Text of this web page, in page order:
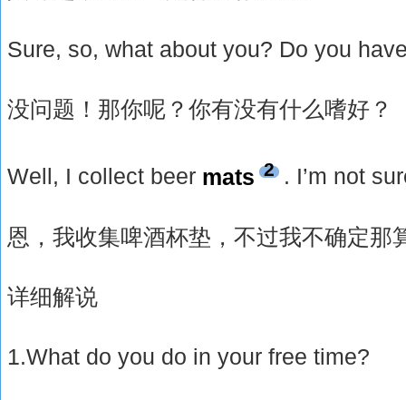
Sure, so, what about you? Do you
没问题！那你呢？你有没有什么嗜好？
Well, I collect beer mats 2 . I’m not
恩，我收集啤酒杯垫，不过我不确定那
详细解说
1.What do you do in your free time?